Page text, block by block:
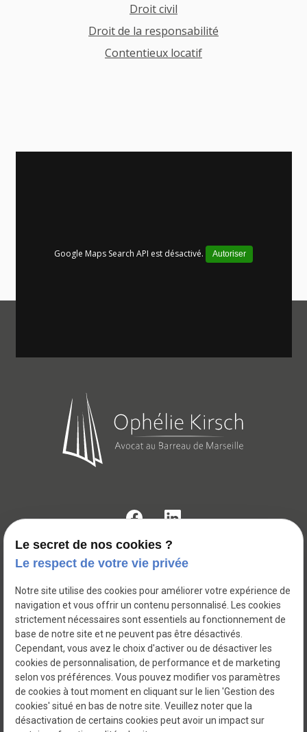
Droit civil
Droit de la responsabilité
Contentieux locatif
Google Maps Search API est désactivé. Autoriser
place
171 rue paradis
phone 04 81 68 45 65
SIRET : 529 748 279
Le secret de nos cookies ?
Le respect de votre vie privée
Notre site utilise des cookies pour améliorer votre expérience de
navigation et vous offrir un contenu personnalisé. Les cookies
strictement nécessaires sont essentiels au fonctionnement de
base de notre site et ne peuvent pas être désactivés.
Cependant, vous avez le choix d'activer ou de désactiver les
cookies de personnalisation, de performance et de marketing
selon vos préférences. Vous pouvez modifier vos paramètres
de cookies à tout moment en cliquant sur le lien 'Gestion des
cookies' situé en bas de notre site. Veuillez noter que la
désactivation de certains cookies peut avoir un impact sur